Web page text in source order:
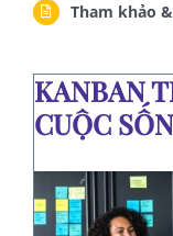
Tham khảo
KANBAN
CUỘC